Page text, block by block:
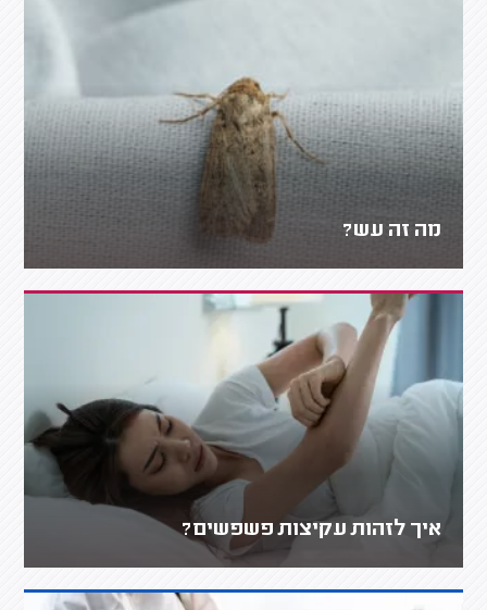
מה זה עש?
איך לזהות עקיצות פשפשים?